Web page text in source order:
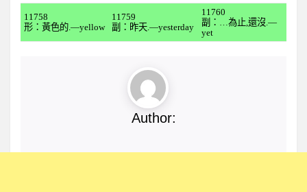
中級
全民英檢中級302
11758
形：黃色的.—yellow
11759
副：昨天.—yesterday
11760
副：…為止,還沒.—
yet
Author: